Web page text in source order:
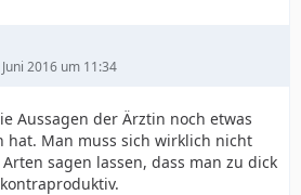
2016 um 11:34
Aussagen der Ärztin noch etwas
hat. Man muss sich wirklich nicht
sagen lassen, dass man zu dick